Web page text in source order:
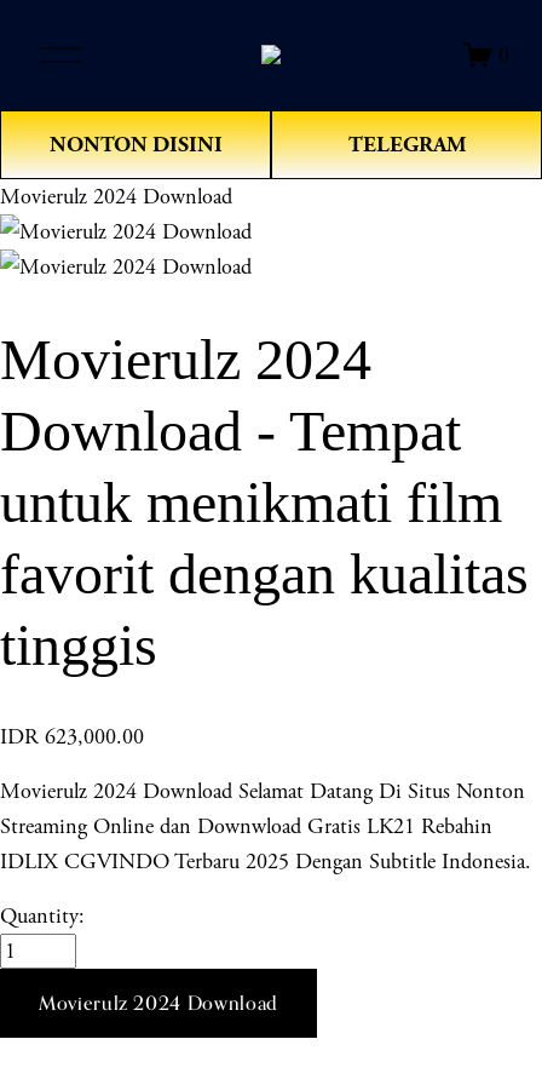
e
n
M
e
u
0
NONTON DISINI TELEGRAM
Movierulz 2024 Download
Movierulz 2024
Download - Tempat
untuk menikmati film
favorit dengan kualitas
tinggis
IDR 623,000.00
Movierulz 2024 Download Selamat Datang Di Situs Nonton
Streaming Online dan Downwload Gratis LK21 Rebahin
IDLIX CGVINDO Terbaru 2025 Dengan Subtitle Indonesia.
Quantity:
Movierulz 2024 Download